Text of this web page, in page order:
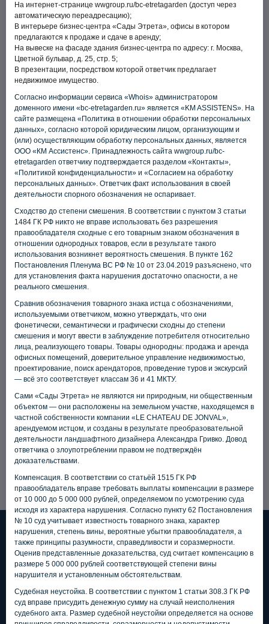
На интернет-странице wwgroup.ru/bc-etretagarden (доступ через
автоматическую переадресацию);
В интерьере бизнес-центра «Сады Этрета», офисы в котором
предлагаются к продаже и сдаче в аренду;
На вывеске на фасаде здания бизнес-центра по адресу: г. Москва,
Цветной бульвар, д. 25, стр. 5;
В презентации, посредством которой ответчик предлагает
недвижимое имущество.
Согласно информации сервиса «Whois» администратором
доменного имени «bc-etretagarden.ru» является «KM ASSISTENS». На
сайте размещена «Политика в отношении обработки персональных
данных», согласно которой юридическим лицом, организующим и
(или) осуществляющим обработку персональных данных, является
ООО «КМ Ассистенс». Принадлежность сайта wwgroup.ru/bc-
etretagarden ответчику подтверждается разделом «Контакты»,
«Политикой конфиденциальности» и «Согласием на обработку
персональных данных». Ответчик факт использования в своей
деятельности спорного обозначения не оспаривает.
Сходство до степени смешения. В соответствии с пунктом 3 статьи
1484 ГК РФ никто не вправе использовать без разрешения
правообладателя сходные с его товарным знаком обозначения в
отношении однородных товаров, если в результате такого
использования возникнет вероятность смешения. В пункте 162
Постановления Пленума ВС РФ № 10 от 23.04.2019 разъяснено, что
для установления факта нарушения достаточно опасности, а не
реального смешения.
Сравнив обозначения товарного знака истца с обозначениями,
используемыми ответчиком, можно утверждать, что они
фонетически, семантически и графически сходны до степени
смешения и могут ввести в заблуждение потребителя относительно
лица, реализующего товары. Товары однородны: продажа и аренда
офисных помещений, доверительное управление недвижимостью,
проектирование, поиск арендаторов, проведение туров и экскурсий
— всё это соответствует классам 36 и 41 МКТУ.
Сами «Сады Этрета» не являются ни природным, ни общественным
объектом — они расположены на земельном участке, находящемся в
частной собственности компании «LE CHATEAU DE JONVAL»,
арендуемом истцом, и созданы в результате преобразовательной
деятельности ландшафтного дизайнера Александра Гривко. Довод
ответчика о злоупотреблении правом не подтверждён
доказательствами.
Компенсация. В соответствии со статьёй 1515 ГК РФ
правообладатель вправе требовать выплаты компенсации в размере
от 10 000 до 5 000 000 рублей, определяемом по усмотрению суда
исходя из характера нарушения. Согласно пункту 62 Постановления
№ 10 суд учитывает известность товарного знака, характер
нарушения, степень вины, вероятные убытки правообладателя, а
также принципы разумности, справедливости и соразмерности.
Оценив представленные доказательства, суд считает компенсацию в
размере 5 000 000 рублей соответствующей степени вины
нарушителя и установленным обстоятельствам.
Судебная неустойка. В соответствии с пунктом 1 статьи 308.3 ГК РФ
суд вправе присудить денежную сумму на случай неисполнения
судебного акта. Размер судебной неустойки определяется на основе
Мы снова в топе офисных
девелоперов России
Иммерсивный брокер-тур к 8
марта: 3 объекта, 3 женских
истории
Наши основные
объекты
О нарушении исключительных прав компании LES
JARDINS D’ETRETAT SARL. Решение суда по делу
№А40−127 524/2026опубликовано
в информационной системе «Картотека
арбитражных дел».
Новости
читать все новости